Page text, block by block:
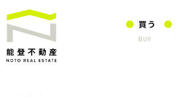
買う
BUY